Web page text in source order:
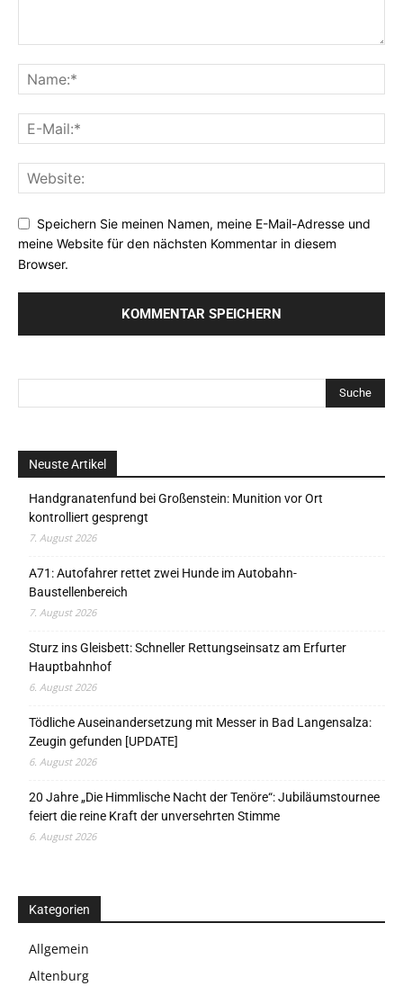
Speichern Sie meinen Namen, meine E-Mail-Adresse und
meine Website für den nächsten Kommentar in diesem
Browser.
Neuste Artikel
Handgranatenfund bei Großenstein: Munition vor Ort
kontrolliert gesprengt
7. August 2026
A71: Autofahrer rettet zwei Hunde im Autobahn-
Baustellenbereich
7. August 2026
Sturz ins Gleisbett: Schneller Rettungseinsatz am Erfurter
Hauptbahnhof
6. August 2026
Tödliche Auseinandersetzung mit Messer in Bad Langensalza:
Zeugin gefunden [UPDATE]
6. August 2026
20 Jahre „Die Himmlische Nacht der Tenöre“: Jubiläumstournee
feiert die reine Kraft der unversehrten Stimme
6. August 2026
Kategorien
Allgemein
Altenburg